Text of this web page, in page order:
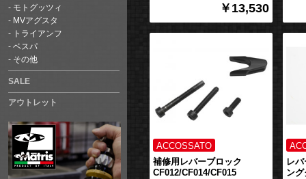
モトグッツィ
MVアグスタ
トライアンフ
ベスパ
その他
SALE
アウトレット
￥13,530
補修用レバーブロック
CF012/CF014/CF015
レ
ン